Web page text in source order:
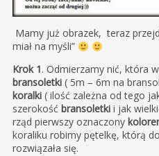
Mamy już obrazek, teraz
miał na myśli”
Krok 1. Odmierzamy nić, która
bransoletki( 5m – 6m na
koralki( ilość zależna od tego
szerokość bransoletkii jak
rząd pierwszy oznaczony
koraliku robimy pętelkę, którą
rozwiązała się.